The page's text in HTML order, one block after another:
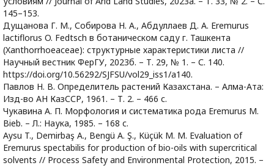
145–153.
Дущанова Г. М., Собирова Н. А., Абдуллаев Д. А. Eremurus
lactiflorus O. Fedtsch в ботаническом саду г. Ташкента
(Xanthorrhoeaceae): структурные характеристики листа //
Научный вестник ФерГУ, 2023б. – Т. 29, № 1. – С. 140.
https://doi.org/10.56292/SJFSU/vol29_iss1/a140.
Павлов Н. В. Определитель растений Казахстана. – Алма-Ата:
Изд-во АН КазССР, 1961. – Т. 2. – 466 с.
Чукавина А. П. Морфология и систематика рода Eremurus M.
Bieb. – Л.: Наука, 1985. – 168 с.
Aysu T., Demirbaş A., Bengü A. Ş., Küçük M. M. Evaluation of
Eremurus spectabilis for production of bio-oils with supercritical
solvents // Process Safety and Environmental Protection, 2015. –